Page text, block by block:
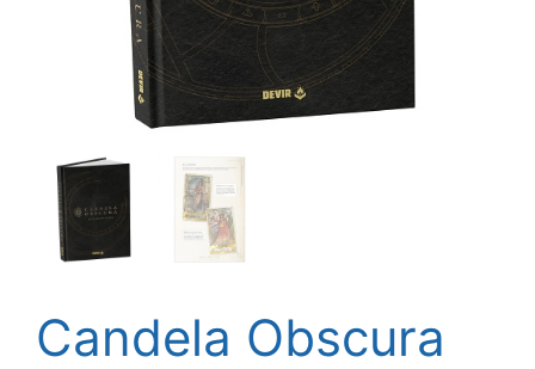
Candela Obscura